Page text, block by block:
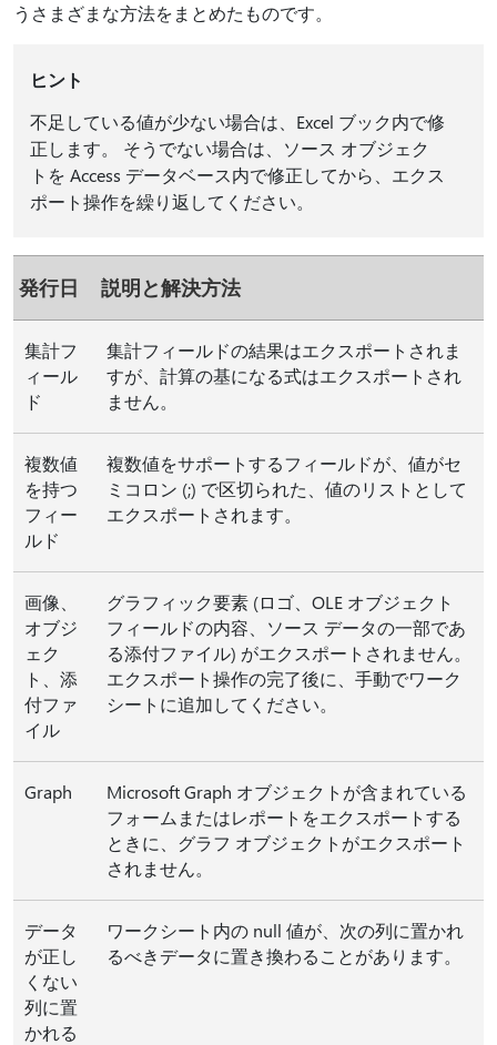
うさまざまな方法をまとめたものです。
ヒント
不足している値が少ない場合は、Excel ブック内で修
正します。 そうでない場合は、ソース オブジェク
トを Access データベース内で修正してから、エクス
ポート操作を繰り返してください。
発行日 説明と解決方法
集計フ
ィール
ド
集計フィールドの結果はエクスポートされま
すが、計算の基になる式はエクスポートされ
ません。
複数値
を持つ
フィー
ルド
複数値をサポートするフィールドが、値がセ
ミコロン (;) で区切られた、値のリストとして
エクスポートされます。
画像、
オブジ
ェク
ト、添
付ファ
イル
グラフィック要素 (ロゴ、OLE オブジェクト
フィールドの内容、ソース データの一部であ
る添付ファイル) がエクスポートされません。
エクスポート操作の完了後に、手動でワーク
シートに追加してください。
Graph
Microsoft Graph オブジェクトが含まれている
フォームまたはレポートをエクスポートする
ときに、グラフ オブジェクトがエクスポート
されません。
データ
が正し
くない
列に置
かれる
ワークシート内の null 値が、次の列に置かれ
るべきデータに置き換わることがあります。